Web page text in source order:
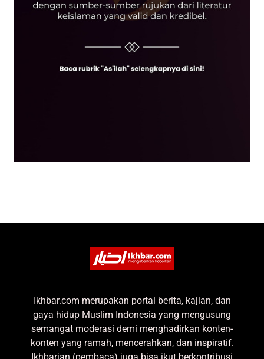
Ikhbar.com merupakan portal berita, kajian, dan
gaya hidup Muslim Indonesia yang mengusung
semangat moderasi demi menghadirkan konten-
konten yang ramah, mencerahkan, dan inspiratif.